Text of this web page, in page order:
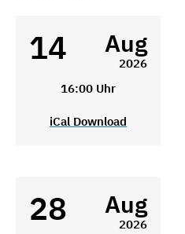
14 Aug
2026
16:00 Uhr
iCal Download
28 Aug
2026